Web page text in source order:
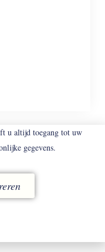
u altijd toegang tot uw
gegevens.